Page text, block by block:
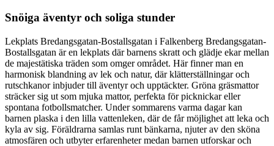
Snöiga äventyr och soliga stunder
Lekplats Bredangsgatan-Bostallsgatan i Falkenberg Bredangsgatan-
Bostallsgatan är en lekplats där barnens skratt och glädje ekar mellan
de majestätiska träden som omger området. Här finner man en
harmonisk blandning av lek och natur, där klätterställningar och
rutschkanor inbjuder till äventyr och upptäckter. Gröna gräsmattor
sträcker sig ut som mjuka mattor, perfekta för picknickar eller
spontana fotbollsmatcher. Under sommarens varma dagar kan
barnen plaska i den lilla vattenleken, där de får möjlighet att leka och
kyla av sig. Föräldrarna samlas runt bänkarna, njuter av den sköna
atmosfären och utbyter erfarenheter medan barnen utforskar och